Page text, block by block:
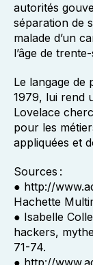
autorités
séparation de
malade d’un
l’âge de
Le langage de
1979, lui rend
Lovelace
pour les
appliquées et
Sources :
● http://
Hachette
● Isabelle
hackers,
71-74.
● http://